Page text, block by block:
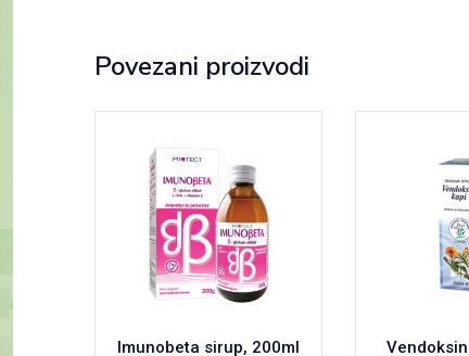
Povezani proizvodi
Imunobeta sirup, 200ml